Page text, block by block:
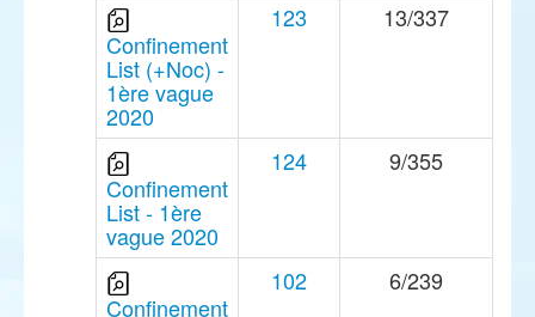
Confinement
List (+Noc) -
1ère vague
2020
123 13/337
Confinement
List - 1ère
vague 2020
124 9/355
Confinement
102 6/239